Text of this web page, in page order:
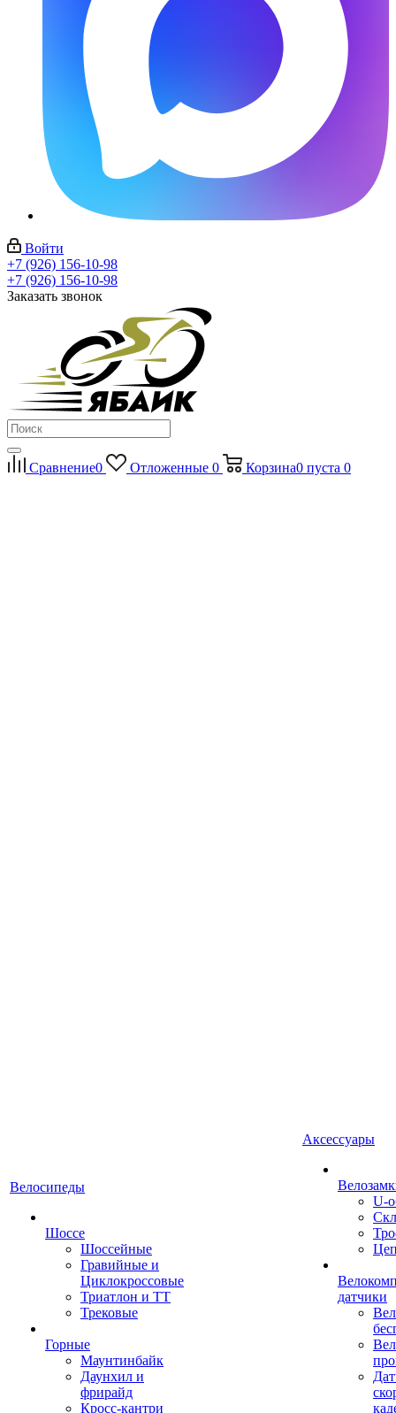
Войти
+7 (926) 156-10-98
+7 (926) 156-10-98
Заказать звонок
Сравнение0 Отложенные 0 Корзина0 пуста 0
Велосипеды
Шоссе
Шоссейные
Гравийные и
Циклокроссовые
Триатлон и ТТ
Трековые
Горные
Маунтинбайк
Даунхил и
фрирайд
Кросс-кантри
Аксессуары
U-
датчики